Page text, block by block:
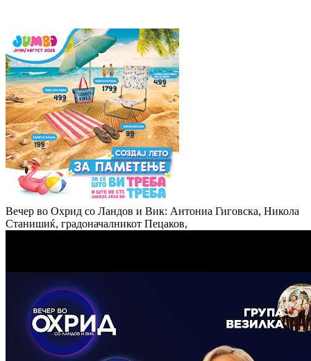
Вечер во Охрид со Ландов и Вик: Антониа Гиговска, Никола
Станишиќ, градоначалникот Пецаков,